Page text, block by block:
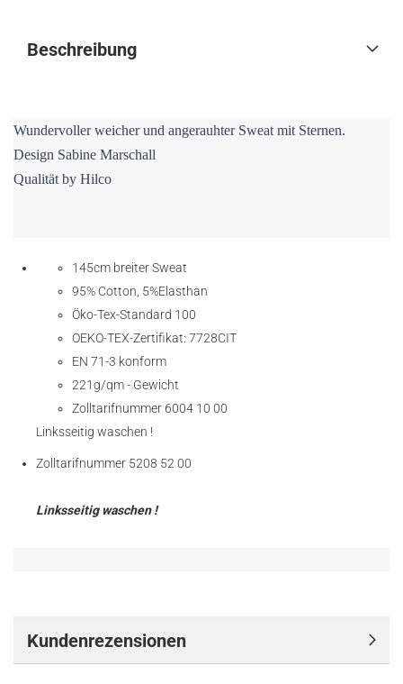
Beschreibung
Wundervoller weicher und angerauhter Sweat mit Sternen.
Design Sabine Marschall
Qualität by Hilco
145cm breiter Sweat
95% Cotton, 5%Elasthan
Öko-Tex-Standard 100
OEKO-TEX-Zertifikat: 7728CIT
EN 71-3 konform
221g/qm - Gewicht
Zolltarifnummer 6004 10 00
Linksseitig waschen !
Zolltarifnummer 5208 52 00
Linksseitig waschen !
Kundenrezensionen